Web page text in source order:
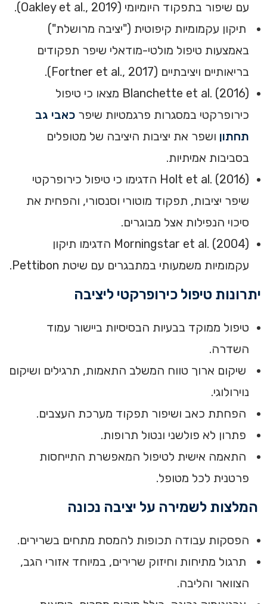
עם שיפור בתפקוד היומיומי (Oakley et al., 2019).
תיקון עקמומיות קיפוטית ("יציבה מרושלת")
באמצעות טיפול מולטי-מודאלי שיפר תפקודים
בריאותיים ויציבתיים (Fortner et al., 2017).
Blanchette et al. (2016) מצאו כי טיפול
כירופרקטי במסגרות פרגמטיות שיפר כאבי גב
תחתון ושפר את יציבות היציבה של מטופלים
בסביבות אמיתיות.
Holt et al. (2016) הדגימו כי טיפול כירופרקטי
שיפר יציבות, תפקוד מוטורי וסנסורי, והפחית את
סיכוי הנפילות אצל מבוגרים.
Morningstar et al. (2004) הדגימו תיקון
עקמומיות משמעותי במתבגרים עם שיטת Pettibon.
יתרונות טיפול כירופרקטי ליציבה
טיפול ממוקד בבעיות הבסיסיות ביישור עמוד
השדרה.
שיקום ארוך טווח המשלב התאמות, תרגילים ושיקום
נוירולוגי.
הפחתת כאב ושיפור תפקוד מערכת העצבים.
פתרון לא פולשני ונטול תרופות.
התאמה אישית לטיפול המאפשרת התייחסות
פרטנית לכל מטופל.
המלצות לשמירה על יציבה נכונה
הפסקות עבודה תכופות להמסת מתחים בשרירים.
תרגול מתיחות וחיזוק שרירים, במיוחד אזורי הגב,
הצוואר והליבה.